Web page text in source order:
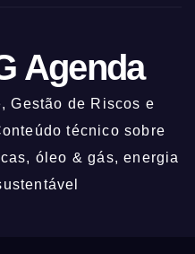
Agenda
Gestão de Riscos e
técnico sobre
óleo & gás, energia